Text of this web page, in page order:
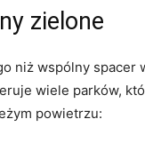
zielone
niż wspólny ​spacer
wiele parków,
powietrzu: